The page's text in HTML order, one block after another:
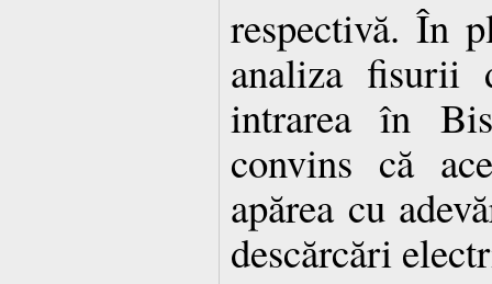
respectivă. În
analiza fisurii
intrarea în
convins că
apărea cu
descărcări